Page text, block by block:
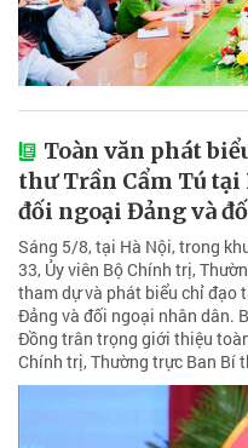
Toàn văn phát
thư Trần Cẩm Tú
đối ngoại Đảng và
Sáng 5/8, tại Hà Nội, trong
33, Ủy viên Bộ Chính trị,
tham dự và phát biểu chỉ đạo
Đảng và đối ngoại nhân dân.
Đồng trân trọng giới thiệu
Chính trị, Thường trực Ban Bí